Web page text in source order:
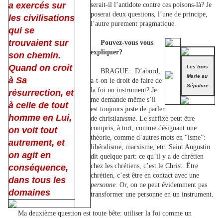
a exercés sur
les civilisations
qui se
trouvaient sur
son chemin.
Quand on croit
à Sa
résurrection, et
à celle de tout
homme en Lui,
on voit tout
autrement, et
on agit en
conséquence,
dans tous les
domaines
serait-il l’antidote contre ces poisons-là? Je
poserai deux questions, l’une de principe,
l’autre purement pragmatique.
Les trois
Marie au
Sépulcre
Pouvez-vous vous
expliquer?
BRAGUE: D’abord,
a-t-on le droit de faire de
la foi un instrument? Je
me demande même s’il
est toujours juste de parler
de christianisme. Le suffixe peut être
compris, à tort, comme désignant une
théorie, comme d’autres mots en “isme”:
libéralisme, marxisme, etc. Saint Augustin
dit quelque part: ce qu’il y a de chrétien
chez les chrétiens, c’est le Christ. Être
chrétien, c’est être en contact avec une
personne. Or, on ne peut évidemment pas
transformer une personne en un instrument.
Ma deuxième question est toute bête: utiliser la foi comme un